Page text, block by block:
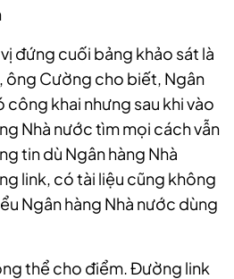
đứng cuối bảng khảo sát là
ông Cường cho biết, Ngân
công khai nhưng sau khi vào
Nhà nước tìm mọi cách vẫn
tin dù Ngân hàng Nhà
link, có tài liệu cũng không
Ngân hàng Nhà nước dùng
thể cho điểm. Đường link